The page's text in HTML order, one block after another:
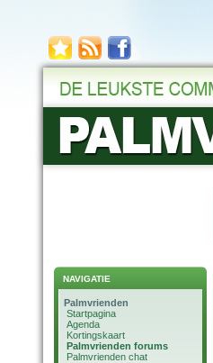
NAVIGATIE
Palmvrienden
Startpagina
Agenda
Kortingskaart
Palmvrienden forums
Palmvrienden chat